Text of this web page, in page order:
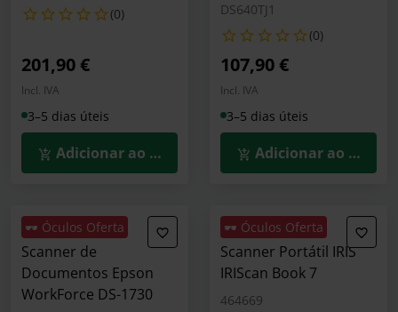
(0)
201,90 €
Incl. IVA
3–5 dias úteis
Adicionar ao Carrinho
DS640TJ1
(0)
107,90 €
Incl. IVA
3–5 dias úteis
Adicionar ao
🕶️ Óculos Oferta
Scanner de
Documentos Epson
WorkForce DS-1730
🕶️ Óculos Oferta
Scanner Portátil IRIS
IRIScan Book 7
464669